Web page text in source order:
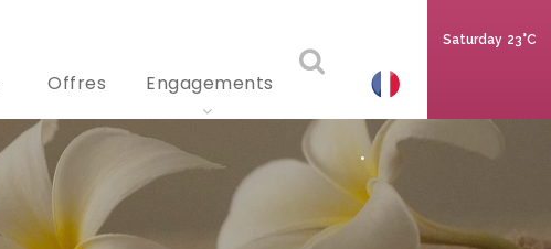
Offres Engagements
Saturday 23°C